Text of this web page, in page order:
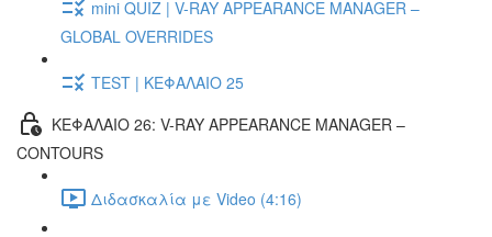
mini QUIZ | V-RAY APPEARANCE MANAGER –
GLOBAL OVERRIDES
TEST | ΚΕΦΑΛΑΙΟ 25
ΚΕΦΑΛΑΙΟ 26: V-RAY APPEARANCE MANAGER –
CONTOURS
Διδασκαλία με Video (4:16)